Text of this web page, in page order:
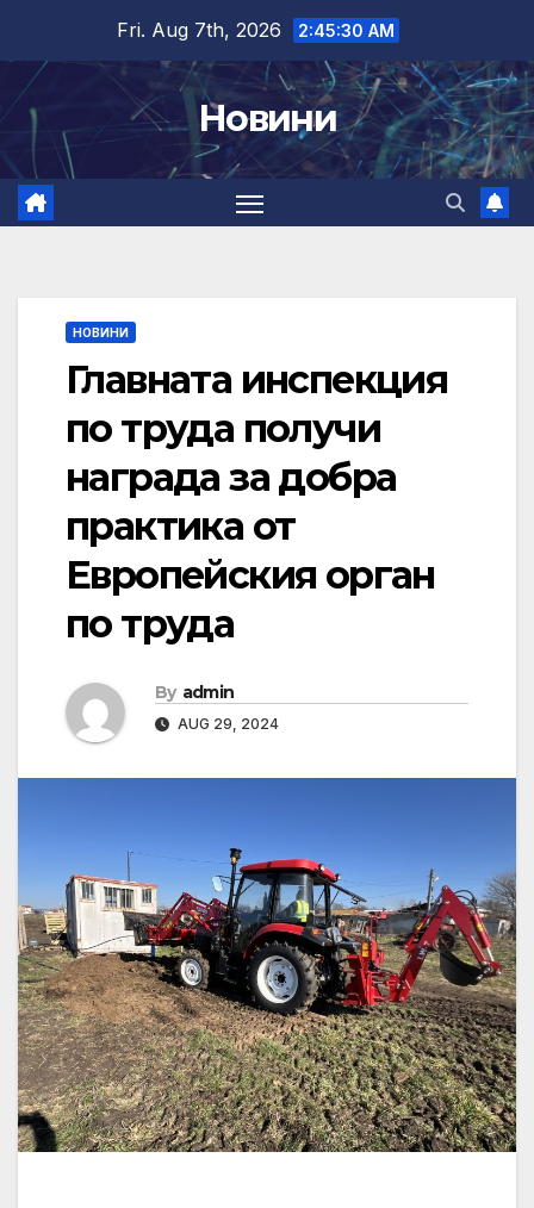
content
Fri. Aug 7th, 2026 2:45:31 AM
Новини
НОВИНИ
Главната инспекция
по труда получи
награда за добра
практика от
Европейския орган
по труда
By admin
AUG 29, 2024